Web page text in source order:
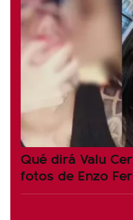
Qué dirá Valu
fotos de Enzo